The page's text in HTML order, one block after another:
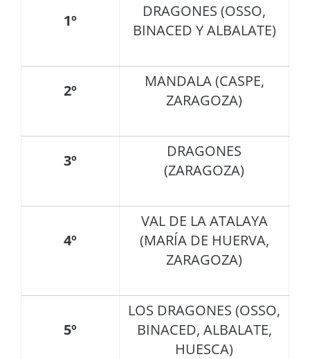
1º
DRAGONES (OSSO,
BINACED Y ALBALATE)
2º
MANDALA (CASPE,
ZARAGOZA)
3º
DRAGONES
(ZARAGOZA)
4º
VAL DE LA ATALAYA
(MARÍA DE HUERVA,
ZARAGOZA)
5º
LOS DRAGONES (OSSO,
BINACED, ALBALATE,
HUESCA)